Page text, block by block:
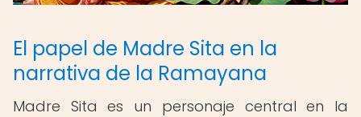
El papel de Madre Sita en la
narrativa de la Ramayana
Madre Sita es un personaje central en la